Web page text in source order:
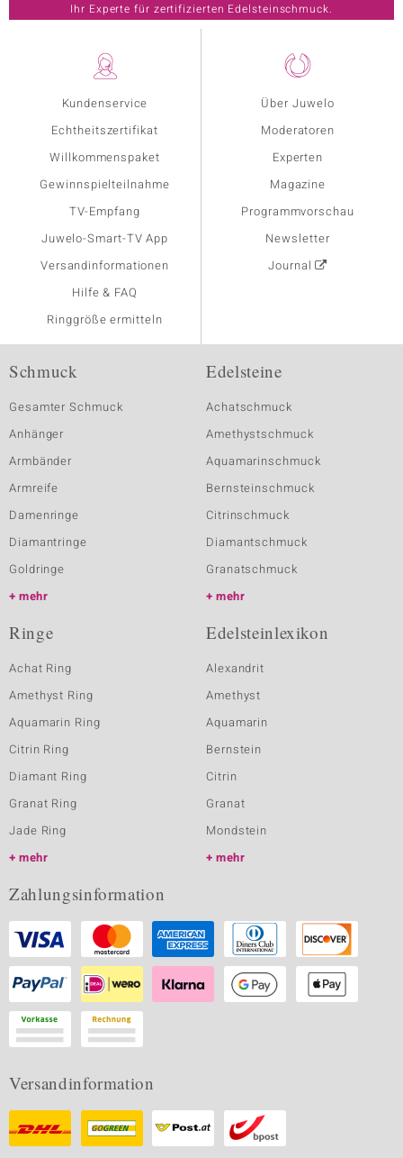
Kundenservice
Echtheitszertifikat
Willkommenspaket
Gewinnspielteilnahme
TV-Empfang
Juwelo-Smart-TV App
Versandinformationen
Hilfe & FAQ
Ringgröße ermitteln
Über Juwelo
Moderatoren
Experten
Magazine
Programmvorschau
Newsletter
Journal
Ihr Experte für zertifizierten Edelsteinschmuck.
Schmuck
Gesamter Schmuck
Anhänger
Armbänder
Armreife
Damenringe
Diamantringe
Goldringe
mehr
Edelsteine
Achatschmuck
Amethystschmuck
Aquamarinschmuck
Bernsteinschmuck
Citrinschmuck
Diamantschmuck
Granatschmuck
mehr
Ringe
Achat Ring
Amethyst Ring
Aquamarin Ring
Citrin Ring
Diamant Ring
Granat Ring
Jade Ring
mehr
Edelsteinlexikon
Alexandrit
Amethyst
Aquamarin
Bernstein
Citrin
Granat
Mondstein
mehr
Zahlungsinformation
Versandinformation